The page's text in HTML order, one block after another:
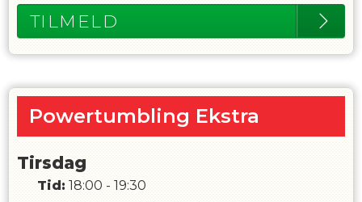
GS Gudme Tumbling
https://www.youtube.com/watch?
https://www.youtube.com/watch?v=wqvTzNLJ_zY
TILMELD
Powertumbling Ekstra
Tirsdag
Tid: 18:00 - 19:30